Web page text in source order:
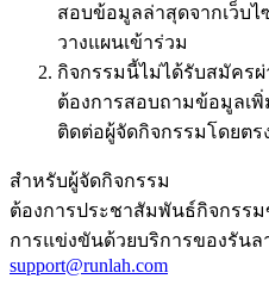
สอบข้อมูลล่าสุดจากเว็บ
วางแผนเข้าร่วม
กิจกรรมนี้ไม่ได้รับสมัคร
ต้องการสอบถามข้อมูลเ
ติดต่อผู้จัดกิจกรรมโดยตร
สำหรับผู้จัดกิจกรรม
ต้องการประชาสัมพันธ์กิจกรร
การแข่งขันด้วยบริการของรันล
support@runlah.com